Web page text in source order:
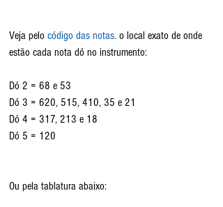
Veja pelo código das notas. o local exato de onde
estão cada nota dó no instrumento:
Dó 2 = 68 e 53
Dó 3 = 620, 515, 410, 35 e 21
Dó 4 = 317, 213 e 18
Dó 5 = 120
Ou pela tablatura abaixo: